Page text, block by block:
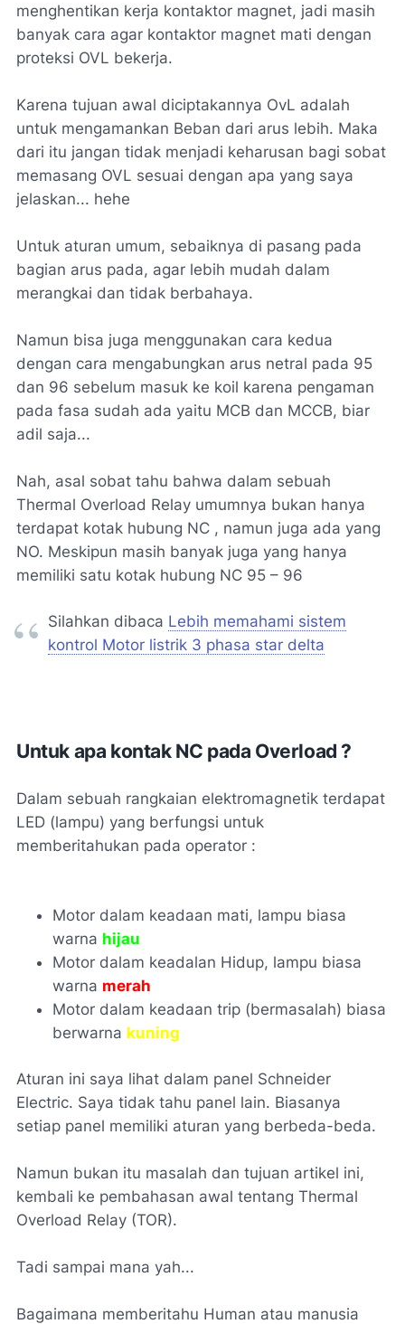
menghentikan kerja kontaktor magnet, jadi masih
banyak cara agar kontaktor magnet mati dengan
proteksi OVL bekerja.
Karena tujuan awal diciptakannya OvL adalah
untuk mengamankan Beban dari arus lebih. Maka
dari itu jangan tidak menjadi keharusan bagi sobat
memasang OVL sesuai dengan apa yang saya
jelaskan... hehe
Untuk aturan umum, sebaiknya di pasang pada
bagian arus pada, agar lebih mudah dalam
merangkai dan tidak berbahaya.
Namun bisa juga menggunakan cara kedua
dengan cara mengabungkan arus netral pada 95
dan 96 sebelum masuk ke koil karena pengaman
pada fasa sudah ada yaitu MCB dan MCCB, biar
adil saja...
Nah, asal sobat tahu bahwa dalam sebuah
Thermal Overload Relay umumnya bukan hanya
terdapat kotak hubung NC , namun juga ada yang
NO. Meskipun masih banyak juga yang hanya
memiliki satu kotak hubung NC 95 – 96
Silahkan dibaca Lebih memahami sistem
kontrol Motor listrik 3 phasa star delta
Untuk apa kontak NC pada Overload ?
Dalam sebuah rangkaian elektromagnetik terdapat
LED (lampu) yang berfungsi untuk
memberitahukan pada operator :
Motor dalam keadaan mati, lampu biasa
warna hijau
Motor dalam keadalan Hidup, lampu biasa
warna merah
Motor dalam keadaan trip (bermasalah) biasa
berwarna kuning
Aturan ini saya lihat dalam panel Schneider
Electric. Saya tidak tahu panel lain. Biasanya
setiap panel memiliki aturan yang berbeda-beda.
Namun bukan itu masalah dan tujuan artikel ini,
kembali ke pembahasan awal tentang Thermal
Overload Relay (TOR).
Tadi sampai mana yah...
Bagaimana memberitahu Human atau manusia